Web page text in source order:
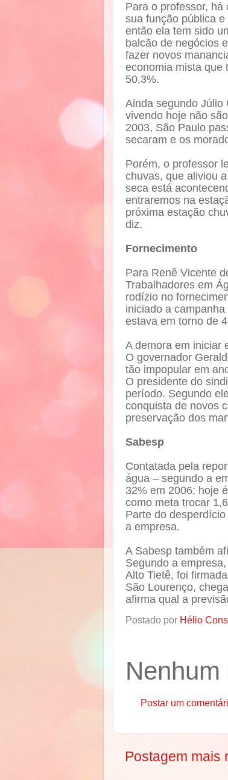
Para o professor,
sua função pública
então ela tem sido
balcão de negócios
fazer novos
economia mista que
50,3%.
Ainda segundo Júlio
vivendo hoje não
2003, São Paulo
secaram e os
Porém, o professor
chuvas, que aliviou
seca está
entraremos na
próxima estação
diz.
Fornecimento
Para Renê Vicente
Trabalhadores em
rodízio no
iniciado a
estava em torno de
A demora em iniciar
O governador
tão impopular em
O presidente do
período. Segundo
conquista de novos
preservação dos
Sabesp
Contatada pela
água – segundo a
32% em 2006; hoje
como meta trocar
Parte do
a empresa.
A Sabesp também
Segundo a
Alto Tietê, foi
São Lourenço,
afirma qual a
Postado por Hélio
Nenhum
Postar um
Postagem mais